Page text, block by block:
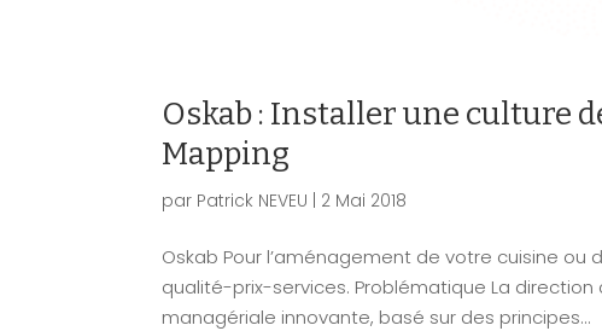
Oskab : Installer une culture
Mapping
par Patrick NEVEU | 2 Mai 2018
Oskab Pour l’aménagement de votre cuisine ou
qualité-prix-services. Problématique La direction
managériale innovante, basé sur des principes...